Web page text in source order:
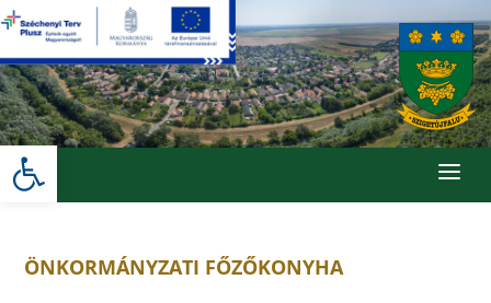
Skip
to
content
Eszköztár megnyitása a
ÖNKORMÁNYZATI FŐZŐKONYHA